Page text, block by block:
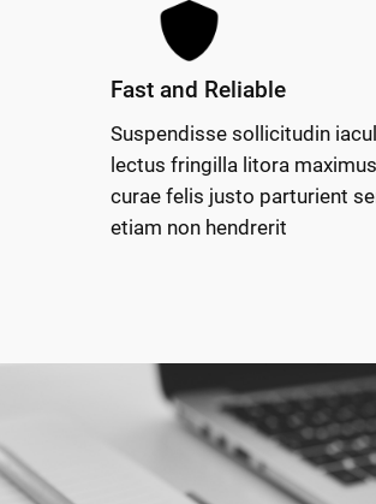
Fast and Reliable
Suspendisse sollicitudin
lectus fringilla litora maximus
curae felis justo parturient
etiam non hendrerit